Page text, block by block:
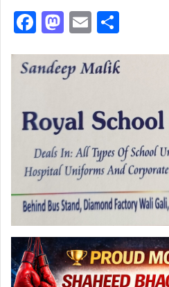
F
c
b
o
o
k
M
st
o
d
o
n
E
ai ar